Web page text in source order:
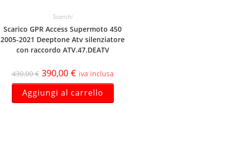
Scarichi
Scarico GPR Access Supermoto 450
2005-2021 Deeptone Atv silenziatore
con raccordo ATV.47.DEATV
430,00€ 390,00 € iva inclusa
Aggiungi al carrello